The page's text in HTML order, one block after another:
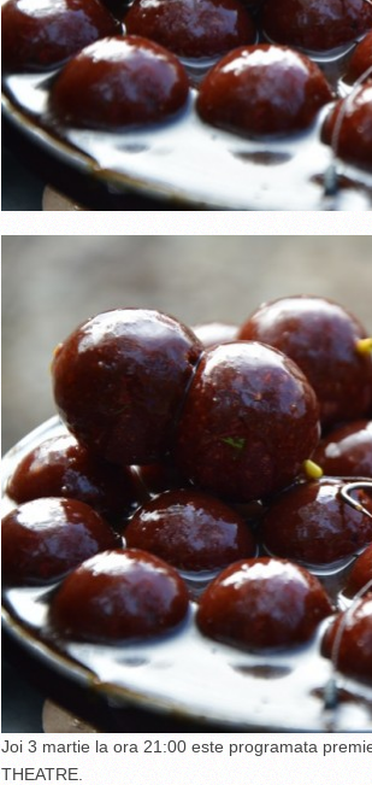
Joi 3 martie la ora 21:00 este programata
THEATRE.